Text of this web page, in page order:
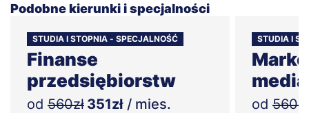
Podobne kierunki i specjalności
STUDIA I STOPNIA - SPECJALNOŚĆ
Finanse
przedsiębiorstw
od 560zł 351zł / mies.
STUDIA I
media
od 560zł